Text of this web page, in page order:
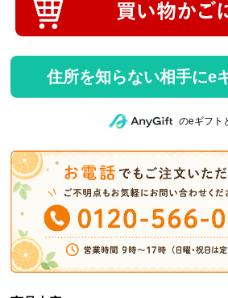
住所を知らない相手にe
のeギフト